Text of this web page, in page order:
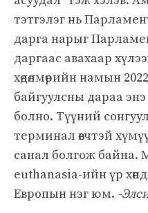
тэтгэлэг нь
дарга нарыг
даргаас авахаар
хөдөлмөрийн намын
байгуулсны дараа
болно. Түүний
терминал өвчтэй
санал болгож байна.
euthanasia-ийн үр
Европын нэг юм. -